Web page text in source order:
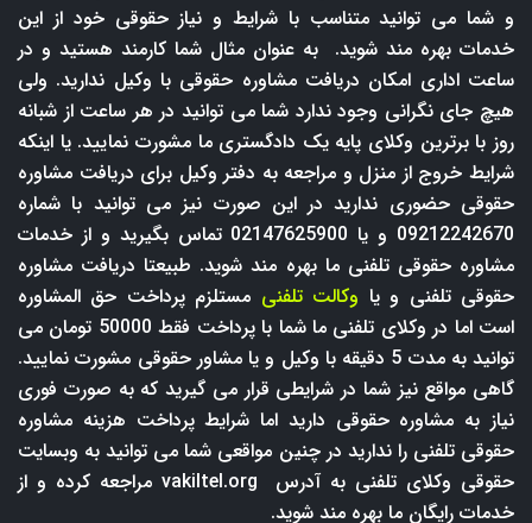
و شما می توانید متناسب با شرایط و نیاز حقوقی خود از این
خدمات بهره مند شوید. به عنوان مثال شما کارمند هستید و در
ساعت اداری امکان دریافت مشاوره حقوقی با وکیل ندارید. ولی
هیچ جای نگرانی وجود ندارد شما می توانید در هر ساعت از شبانه
روز با برترین وکلای پایه یک دادگستری ما مشورت نمایید. یا اینکه
شرایط خروج از منزل و مراجعه به دفتر وکیل برای دریافت مشاوره
حقوقی حضوری ندارید در این صورت نیز می توانید با شماره
09212242670 و یا 02147625900 تماس بگیرید و از خدمات
مشاوره حقوقی تلفنی ما بهره مند شوید. طبیعتا دریافت مشاوره
حقوقی تلفنی و یا وکالت تلفنی مستلزم پرداخت حق المشاوره
است اما در وکلای تلفنی ما شما با پرداخت فقط 50000 تومان می
توانید به مدت 5 دقیقه با وکیل و یا مشاور حقوقی مشورت نمایید.
گاهی مواقع نیز شما در شرایطی قرار می گیرید که به صورت فوری
نیاز به مشاوره حقوقی دارید اما شرایط پرداخت هزینه مشاوره
حقوقی تلفنی را ندارید در چنین مواقعی شما می توانید به وبسایت
حقوقی وکلای تلفنی به آدرس
vakiltel.org مراجعه کرده و از
خدمات رایگان ما بهره مند شوید.